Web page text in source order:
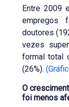
Entre 2009
empregos
doutores
vezes
formal total
(26%).
O
foi menos